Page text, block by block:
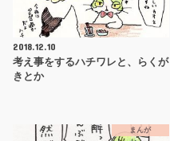
2018.12.10
考え事をするハチワレと、らくが
きとか
まんが